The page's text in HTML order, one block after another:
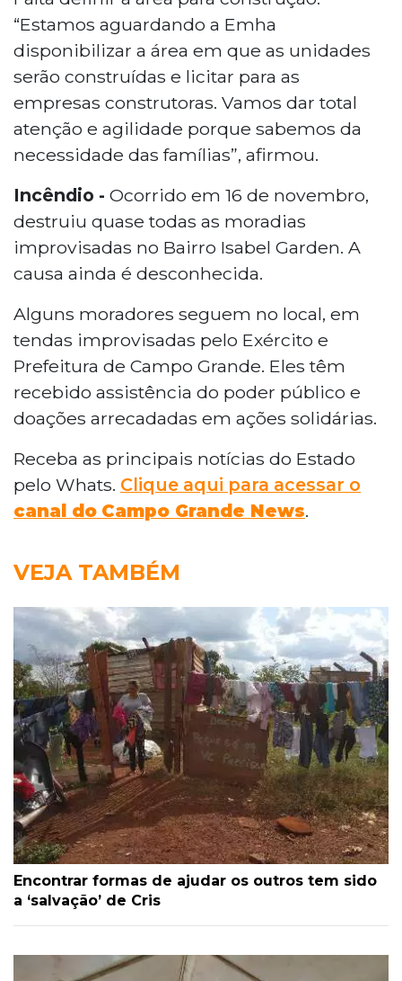
“Estamos aguardando a Emha
disponibilizar a área em que as unidades
serão construídas e licitar para as
empresas construtoras. Vamos dar total
atenção e agilidade porque sabemos da
necessidade das famílias”, afirmou.
Incêndio - Ocorrido em 16 de novembro,
destruiu quase todas as moradias
improvisadas no Bairro Isabel Garden. A
causa ainda é desconhecida.
Alguns moradores seguem no local, em
tendas improvisadas pelo Exército e
Prefeitura de Campo Grande. Eles têm
recebido assistência do poder público e
doações arrecadadas em ações solidárias.
Receba as principais notícias do Estado
pelo Whats. Clique aqui para acessar o
canal do Campo Grande News.
VEJA TAMBÉM
Encontrar formas de ajudar os outros tem sido
a ‘salvação’ de Cris